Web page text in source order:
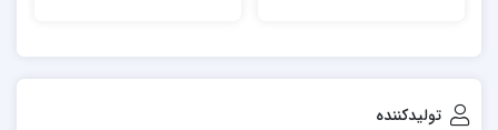
تولیدکننده